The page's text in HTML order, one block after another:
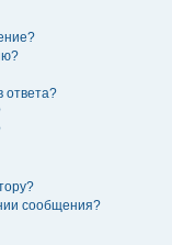
ответа?
сообщения?